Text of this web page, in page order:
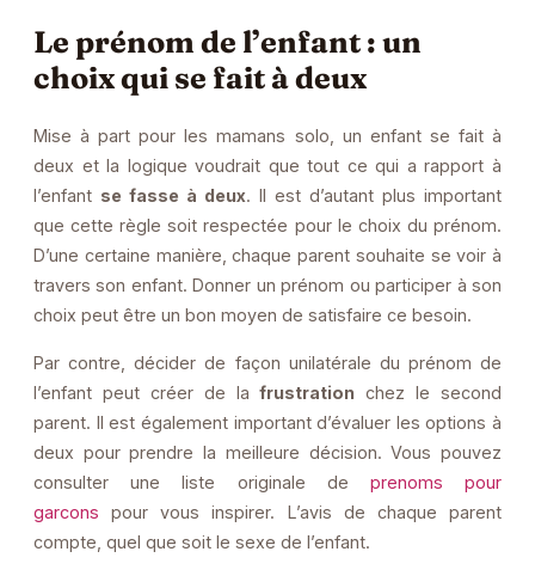
Le prénom de l’enfant : un
choix qui se fait à deux
Mise à part pour les mamans solo, un enfant se fait à
deux et la logique voudrait que tout ce qui a rapport à
l’enfant se fasse à deux. Il est d’autant plus important
que cette règle soit respectée pour le choix du prénom.
D’une certaine manière, chaque parent souhaite se voir à
travers son enfant. Donner un prénom ou participer à son
choix peut être un bon moyen de satisfaire ce besoin.
Par contre, décider de façon unilatérale du prénom de
l’enfant peut créer de lafrustration chez le second
parent. Il est également important d’évaluer les options à
deux pour prendre la meilleure décision. Vous pouvez
consulter une liste originale de prenoms pour
garcons pour vous inspirer. L’avis de chaque parent
compte, quel que soit le sexe de l’enfant.